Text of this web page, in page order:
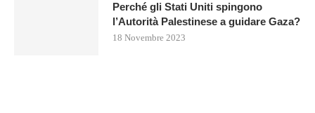
Perché gli Stati Uniti spingono
l’Autorità Palestinese a guidare Gaza?
18 Novembre 2023